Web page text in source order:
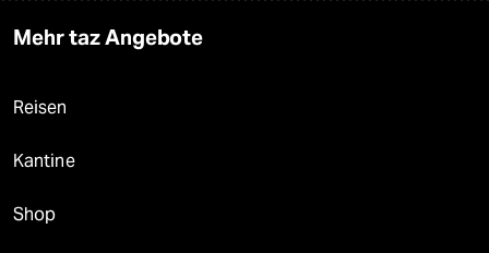
Mehr taz Angebote
Reisen
Kantine
Shop